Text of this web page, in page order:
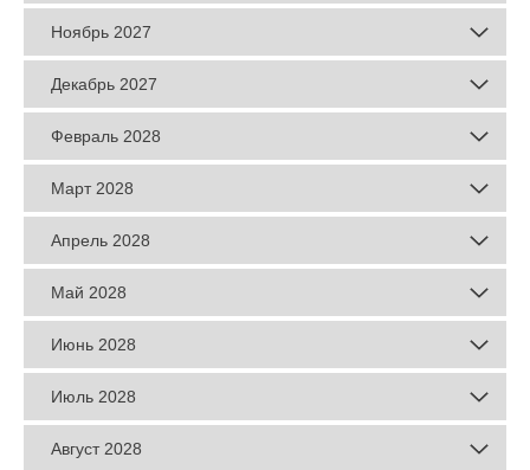
Ноябрь 2027
Декабрь 2027
Февраль 2028
Март 2028
Апрель 2028
Май 2028
Июнь 2028
Июль 2028
Август 2028